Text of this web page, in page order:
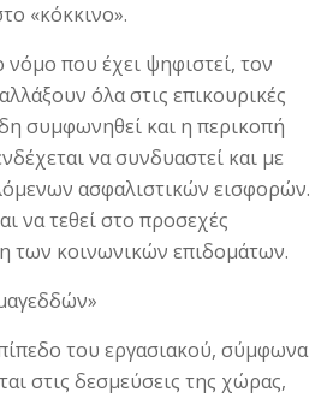
«κόκκινο».
που έχει ψηφιστεί, τον
όλα στις επικουρικές
συμφωνηθεί και η περικοπή
να συνδυαστεί και με
ασφαλιστικών εισφορών.
να τεθεί στο προσεχές
των κοινωνικών επιδομάτων.
του εργασιακού, σύμφωνα
στις δεσμεύσεις της χώρας,